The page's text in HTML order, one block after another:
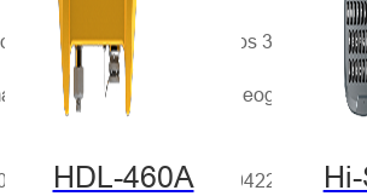
HDL-460A
dados de nuvens de pontos 3D de alta
vetoriais, gera dados geográficos